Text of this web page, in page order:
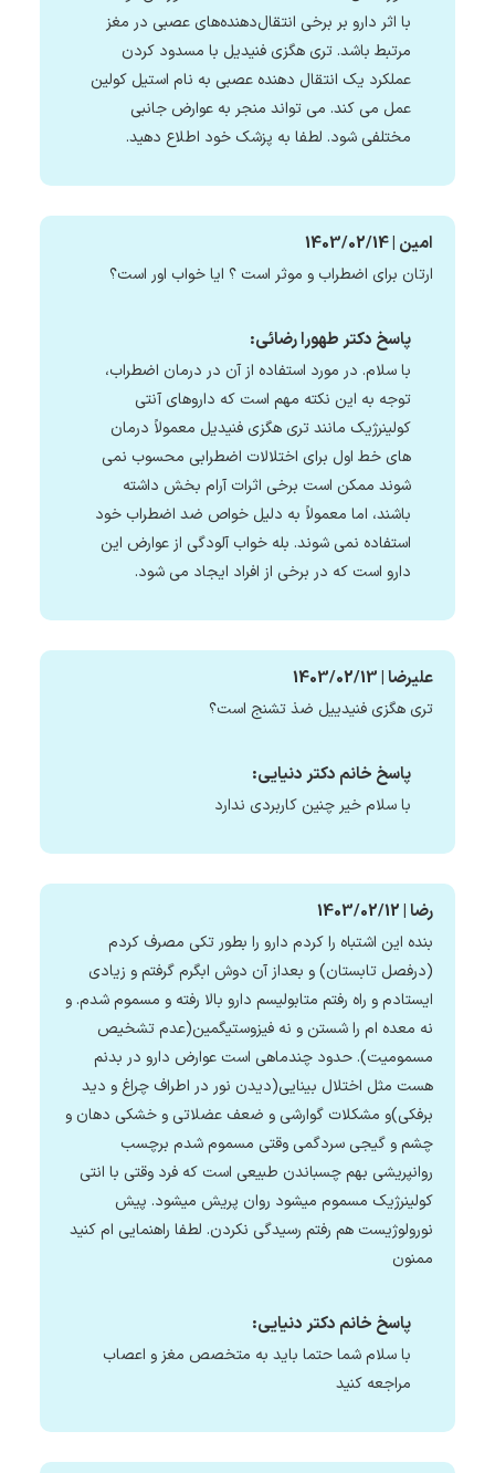
با اثر دارو بر برخی انتقال‌دهنده‌های عصبی در مغز
مرتبط باشد. تری هگزی فنیدیل با مسدود کردن
عملکرد یک انتقال دهنده عصبی به نام استیل کولین
عمل می کند. می تواند منجر به عوارض جانبی
مختلفی شود. لطفا به پزشک خود اطلاع دهید.
امین | 1403/02/14
ارتان برای اضطراب و موثر است ؟ ایا خواب اور است؟
پاسخ دکتر طهورا رضائی:
با سلام. در مورد استفاده از آن در درمان اضطراب،
توجه به این نکته مهم است که داروهای آنتی
کولینرژیک مانند تری هگزی فنیدیل معمولاً درمان
های خط اول برای اختلالات اضطرابی محسوب نمی
شوند ممکن است برخی اثرات آرام بخش داشته
باشند، اما معمولاً به دلیل خواص ضد اضطراب خود
استفاده نمی شوند. بله خواب آلودگی از عوارض این
دارو است که در برخی از افراد ایجاد می شود.
علیرضا | 1403/02/13
تری هگزی فنیدییل ضذ تشنج است؟
پاسخ خانم دکتر دنیایی:
با سلام خیر چنین کاربردی ندارد
رضا | 1403/02/12
بنده این اشتباه را کردم دارو را بطور تکی مصرف کردم
(درفصل تابستان) و بعداز آن دوش ابگرم گرفتم و زیادی
ایستادم و راه رفتم متابولیسم دارو بالا رفته و مسموم شدم. و
نه معده ام را شستن و نه فیزوستیگمین(عدم تشخیص
مسمومیت). حدود چندماهی است عوارض دارو در بدنم
هست مثل اختلال بینایی(دیدن نور در اطراف چراغ و دید
برفکی)و مشکلات گوارشی و ضعف عضلاتی و خشکی دهان و
چشم و گیجی سردگمی وقتی مسموم شدم برچسب
روانپریشی بهم چسباندن طبیعی است که فرد وقتی با انتی
کولینرژیک مسموم میشود روان پریش میشود. پیش
نورولوژیست هم رفتم رسیدگی نکردن. لطفا راهنمایی ام کنید
ممنون
پاسخ خانم دکتر دنیایی:
با سلام شما حتما باید به متخصص مغز و اعصاب
مراجعه کنید